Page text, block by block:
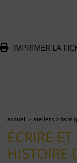
IMPRIMER LA
accueil > ateliers >
ÉCRIRE
HISTOIRE